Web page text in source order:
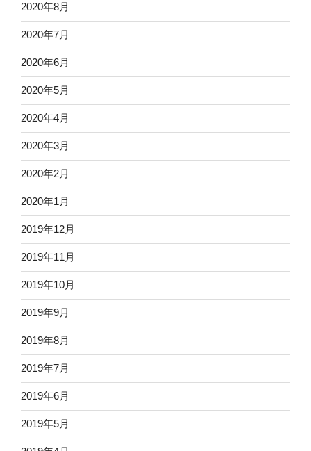
2020年8月
2020年7月
2020年6月
2020年5月
2020年4月
2020年3月
2020年2月
2020年1月
2019年12月
2019年11月
2019年10月
2019年9月
2019年8月
2019年7月
2019年6月
2019年5月